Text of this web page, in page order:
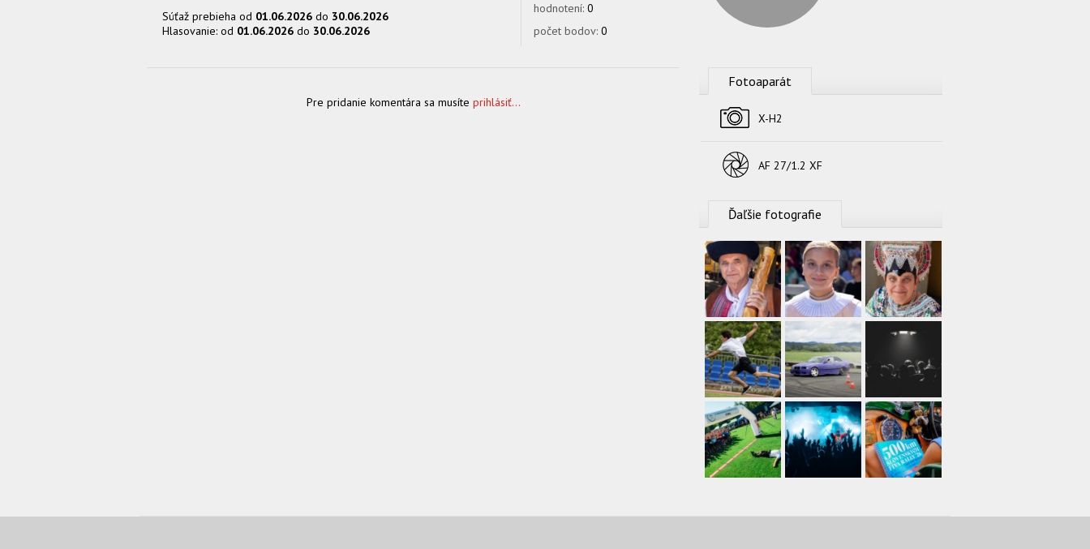
Súťaž prebieha od 01.06.2026 do 30.06.2026
Hlasovanie: od 01.06.2026 do 30.06.2026
hodnotení: 0
počet bodov: 0
Pre pridanie komentára sa musíte prihlásiť...
Fotoaparát
X-H2
AF 27/1.2 XF
Ďaľšie fotografie